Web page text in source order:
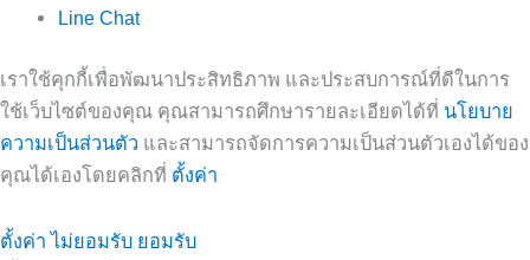
Line Chat
เราใช้คุกกี้เพื่อพัฒนาประสิทธิภาพ และประสบการณ์ที่ดีในการ
ใช้เว็บไซต์ของคุณ คุณสามารถศึกษารายละเอียดได้ที่ นโยบาย
ความเป็นส่วนตัว และสามารถจัดการความเป็นส่วนตัวเองได้ของ
คุณได้เองโดยคลิกที่ ตั้งค่า
ตั้งค่า ไม่ยอมรับ ยอมรับ